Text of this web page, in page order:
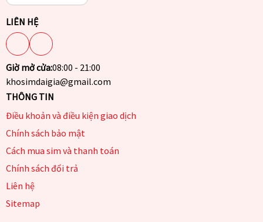
LIÊN HỆ
Giờ mở cửa:08:00 - 21:00
khosimdaigia@gmail.com
THÔNG TIN
Điều khoản và điều kiện giao dịch
Chính sách bảo mật
Cách mua sim và thanh toán
Chính sách đổi trả
Liên hệ
Sitemap